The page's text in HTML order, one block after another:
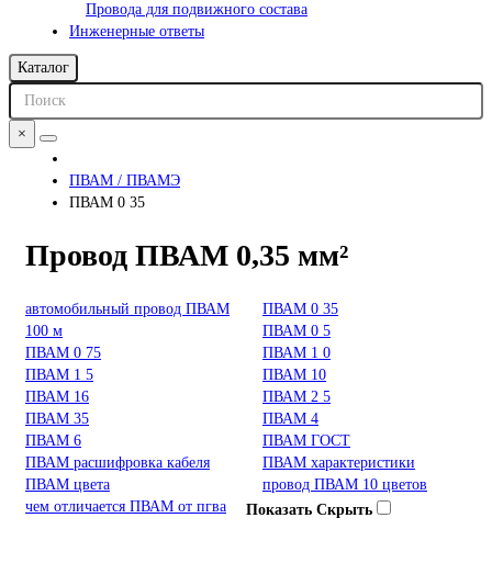
Провода для подвижного состава
Инженерные ответы
Каталог
×
ПВАМ / ПВАМЭ
ПВАМ 0 35
Провод ПВАМ 0,35 мм²
автомобильный провод ПВАМ
100 м
ПВАМ 0 35
ПВАМ 0 5
ПВАМ 0 75
ПВАМ 1 0
ПВАМ 1 5
ПВАМ 10
ПВАМ 16
ПВАМ 2 5
ПВАМ 35
ПВАМ 4
ПВАМ 6
ПВАМ ГОСТ
ПВАМ расшифровка кабеля
ПВАМ характеристики
ПВАМ цвета
провод ПВАМ 10 цветов
чем отличается ПВАМ от пгва
Показать Скрыть